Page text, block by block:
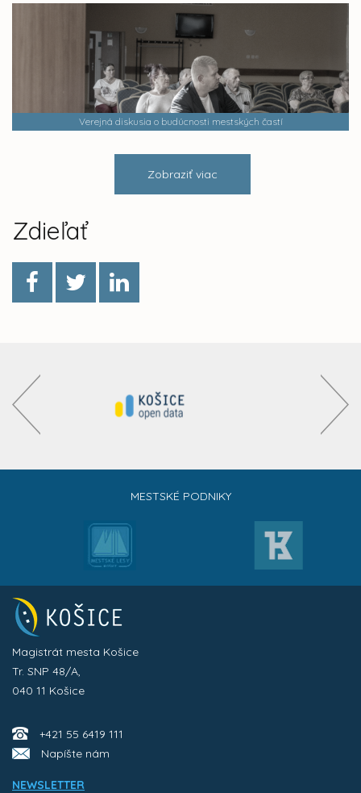
Verejná diskusia o budúcnosti mestských častí
Zobraziť viac
Zdieľať
MESTSKÉ PODNIKY
Magistrát mesta Košice
Tr. SNP 48/A,
040 11 Košice
+421 55 6419 111
Napíšte nám
NEWSLETTER